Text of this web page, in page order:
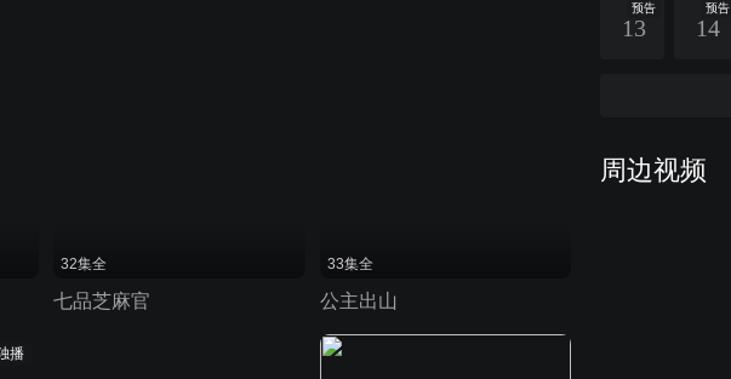
预告
13
预告
14
周边视频
32集全
七品芝麻官
33集全
公主出山
播